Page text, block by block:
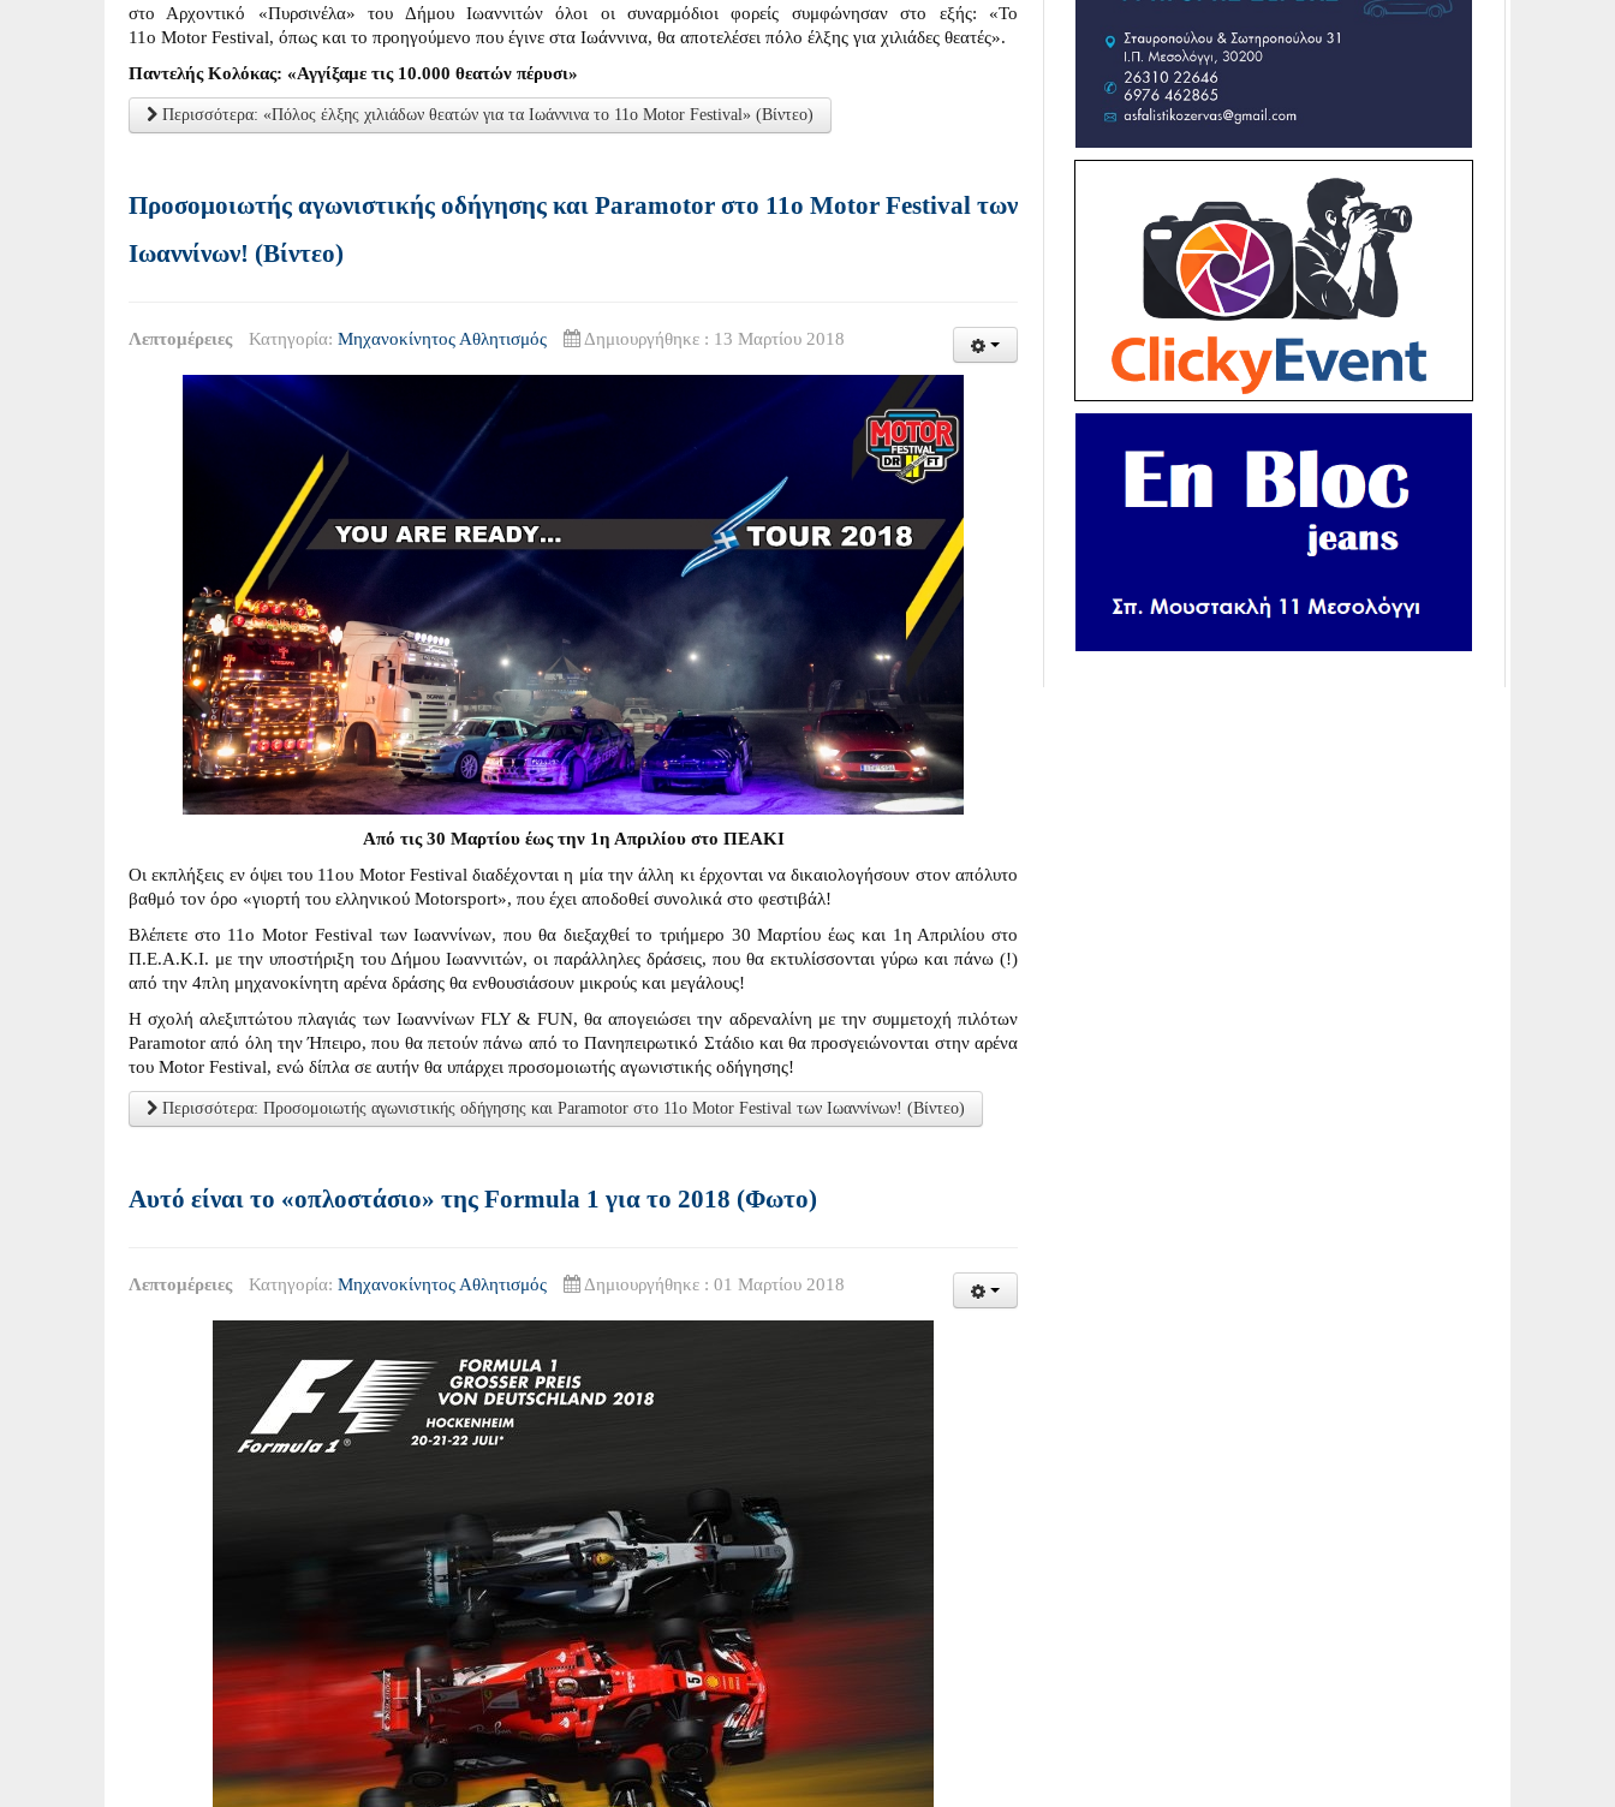
στο Αρχοντικό «Πυρσινέλα» του Δήμου Ιωαννιτών όλοι οι συναρμόδιοι φορείς συμφώνησαν στο εξής: «Το
11ο Motor Festival, όπως και το προηγούμενο που έγινε στα Ιωάννινα, θα αποτελέσει πόλο έλξης για χιλιάδες θεατές».
Παντελής Κολόκας: «Αγγίξαμε τις 10.000 θεατών πέρυσι»
Περισσότερα: «Πόλος έλξης χιλιάδων θεατών για τα Ιωάννινα το 11ο Motor Festival» (Βίντεο)
Προσομοιωτής αγωνιστικής οδήγησης και Paramotor στο 11ο Motor Festival των
Ιωαννίνων! (Βίντεο)
Λεπτομέρειες Κατηγορία: Μηχανοκίνητος Αθλητισμός Δημιουργήθηκε : 13 Μαρτίου 2018
Από τις 30 Μαρτίου έως την 1η Απριλίου στο ΠΕΑΚΙ
Οι εκπλήξεις εν όψει του 11ου Motor Festival διαδέχονται η μία την άλλη κι έρχονται να δικαιολογήσουν στον απόλυτο
βαθμό τον όρο «γιορτή του ελληνικού Motorsport», που έχει αποδοθεί συνολικά στο φεστιβάλ!
Βλέπετε στο 11ο Motor Festival των Ιωαννίνων, που θα διεξαχθεί το τριήμερο 30 Μαρτίου έως και 1η Απριλίου στο
Π.Ε.Α.Κ.Ι. με την υποστήριξη του Δήμου Ιωαννιτών, οι παράλληλες δράσεις, που θα εκτυλίσσονται γύρω και πάνω (!)
από την 4πλη μηχανοκίνητη αρένα δράσης θα ενθουσιάσουν μικρούς και μεγάλους!
Η σχολή αλεξιπτώτου πλαγιάς των Ιωαννίνων FLY & FUN, θα απογειώσει την αδρεναλίνη με την συμμετοχή πιλότων
Paramotor από όλη την Ήπειρο, που θα πετούν πάνω από το Πανηπειρωτικό Στάδιο και θα προσγειώνονται στην αρένα
του Motor Festival, ενώ δίπλα σε αυτήν θα υπάρχει προσομοιωτής αγωνιστικής οδήγησης!
Περισσότερα: Προσομοιωτής αγωνιστικής οδήγησης και Paramotor στο 11ο Motor Festival των Ιωαννίνων! (Βίντεο)
Αυτό είναι το «οπλοστάσιο» της Formula 1 για το 2018 (Φωτο)
Λεπτομέρειες Κατηγορία: Μηχανοκίνητος Αθλητισμός Δημιουργήθηκε : 01 Μαρτίου 2018